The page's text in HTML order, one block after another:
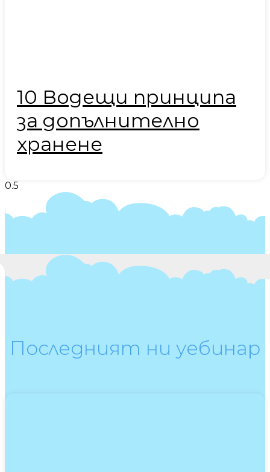
10 Водещи принципа
за допълнително
хранене
Последният ни уебинар